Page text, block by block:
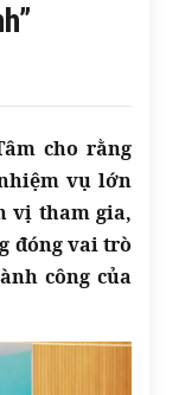
cho rằng
vụ lớn
vị tham gia,
đóng vai trò
công của